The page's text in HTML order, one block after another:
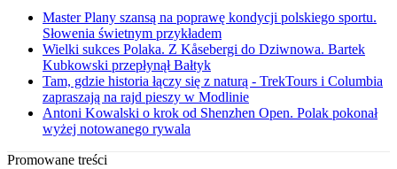
Master Plany szansą na poprawę kondycji polskiego sportu.
Słowenia świetnym przykładem
Wielki sukces Polaka. Z Kåsebergi do Dziwnowa. Bartek
Kubkowski przepłynął Bałtyk
Tam, gdzie historia łączy się z naturą - TrekTours i Columbia
zapraszają na rajd pieszy w Modlinie
Antoni Kowalski o krok od Shenzhen Open. Polak pokonał
wyżej notowanego rywala
Promowane treści